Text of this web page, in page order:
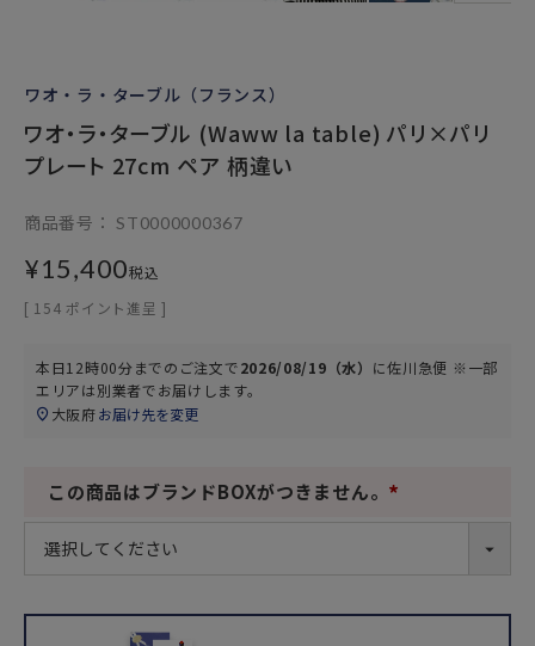
ワオ・ラ・ターブル（フランス）
ワオ・ラ・ターブル (Waww la table) パリ×パリ
プレート 27cm ペア 柄違い
商品番号 ST0000000367
¥15,400税込
[ 154 ポイント進呈 ]
本日12時00分までのご注文で2026/08/19（水） に佐川急便 ※一部
エリアは別業者でお届けします。
大阪府お届け先を変更
この商品はブランドBOXがつきません。